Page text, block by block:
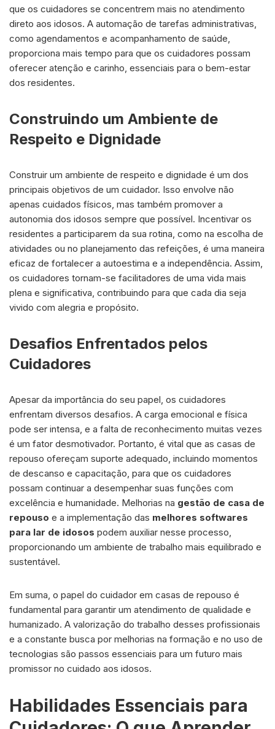
que os cuidadores se concentrem mais no atendimento
direto aos idosos. A automação de tarefas administrativas,
como agendamentos e acompanhamento de saúde,
proporciona mais tempo para que os cuidadores possam
oferecer atenção e carinho, essenciais para o bem-estar
dos residentes.
Construindo um Ambiente de
Respeito e Dignidade
Construir um ambiente de respeito e dignidade é um dos
principais objetivos de um cuidador. Isso envolve não
apenas cuidados físicos, mas também promover a
autonomia dos idosos sempre que possível. Incentivar os
residentes a participarem da sua rotina, como na escolha de
atividades ou no planejamento das refeições, é uma maneira
eficaz de fortalecer a autoestima e a independência. Assim,
os cuidadores tornam-se facilitadores de uma vida mais
plena e significativa, contribuindo para que cada dia seja
vivido com alegria e propósito.
Desafios Enfrentados pelos
Cuidadores
Apesar da importância do seu papel, os cuidadores
enfrentam diversos desafios. A carga emocional e física
pode ser intensa, e a falta de reconhecimento muitas vezes
é um fator desmotivador. Portanto, é vital que as casas de
repouso ofereçam suporte adequado, incluindo momentos
de descanso e capacitação, para que os cuidadores
possam continuar a desempenhar suas funções com
excelência e humanidade. Melhorias na gestão de casa de
repouso e a implementação das melhores softwares
para lar de idosos podem auxiliar nesse processo,
proporcionando um ambiente de trabalho mais equilibrado e
sustentável.
Em suma, o papel do cuidador em casas de repouso é
fundamental para garantir um atendimento de qualidade e
humanizado. A valorização do trabalho desses profissionais
e a constante busca por melhorias na formação e no uso de
tecnologias são passos essenciais para um futuro mais
promissor no cuidado aos idosos.
Habilidades Essenciais para